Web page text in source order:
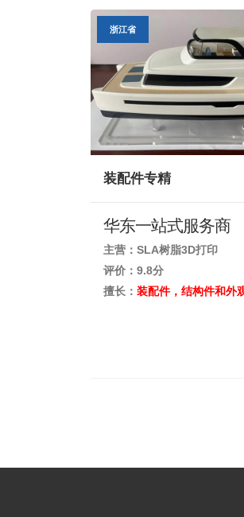
华东一站式服务商
浙江省
装配件专精
主营：SLA树脂3D打印
评价：9.8分
擅长： 装配件，结构件和外